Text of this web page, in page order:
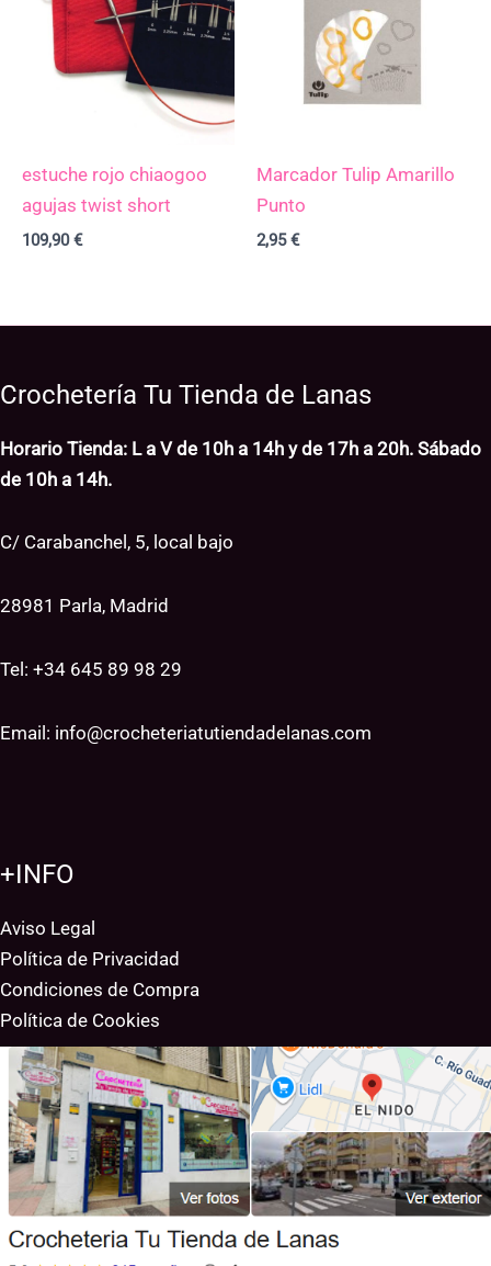
estuche rojo chiaogoo
agujas twist short
109,90€
Marcador Tulip Amarillo
Punto
2,95€
Crochetería Tu Tienda de Lanas
Horario Tienda: L a V de 10h a 14h y de 17h a 20h. Sábado
de 10h a 14h.
C/ Carabanchel, 5, local bajo
28981 Parla, Madrid
Tel: +34 645 89 98 29
Email: info@crocheteriatutiendadelanas.com
+INFO
Aviso Legal
Política de Privacidad
Condiciones de Compra
Política de Cookies